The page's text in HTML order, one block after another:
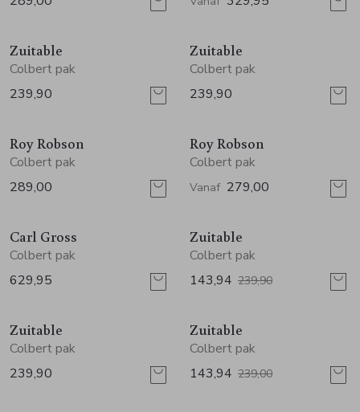
Zuitable
Colbert pak
239,90
Zuitable
Colbert pak
239,90
Roy Robson
Colbert pak
289,00
Roy Robson
Colbert pak
Vanaf 279,00
Carl Gross
Colbert pak
629,95
Sale
Zuitable
Colbert pak
143,94 239,90
Zuitable
Colbert pak
239,90
Sale
Zuitable
Colbert pak
143,94 239,00